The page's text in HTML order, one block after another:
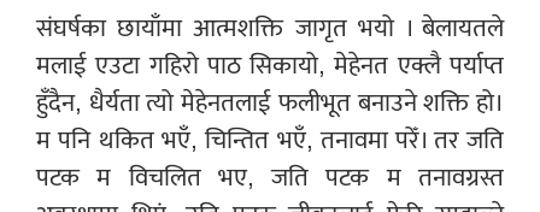
संघर्षका छायाँमा आत्मशक्ति जागृत भयो । बेलायतले
मलाई एउटा गहिरो पाठ सिकायो, मेहेनत एक्लै पर्याप्त
हुँदैन, धैर्यता त्यो मेहेनतलाई फलीभूत बनाउने शक्ति हो।
म पनि थकित भएँ, चिन्तित भएँ, तनावमा परेँ। तर जति
पटक म विचलित भए, जति पटक म तनावग्रस्त